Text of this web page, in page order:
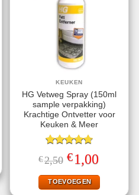
KEUKEN
HG Vetweg Spray (150ml
sample verpakking)
Krachtige Ontvetter voor
Keuken & Meer
Gewaardeerd
4.71uit 5
€2,50 Oorspronkelijke
prijs
was:
€2,50.
€1,00
is:
€1,00.
TOEVOEGEN